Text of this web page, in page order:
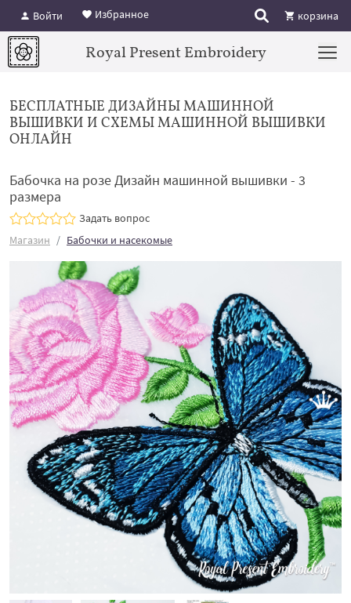
Войти Избранное корзина
Royal Present Embroidery
БЕСПЛАТНЫЕ ДИЗАЙНЫ МАШИННОЙ
ВЫШИВКИ И СХЕМЫ МАШИННОЙ ВЫШИВКИ
ОНЛАЙН
Бабочка на розе Дизайн машинной вышивки - 3
размера
Задать вопрос
Магазин
Бабочки и насекомые